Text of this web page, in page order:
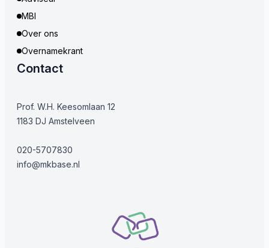
MBI
Over ons
Overnamekrant
Contact
Prof. W.H. Keesomlaan 12
1183 DJ Amstelveen
020-5707830
info@mkbase.nl